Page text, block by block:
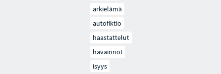
arkielämä
autofiktio
haastattelut
havainnot
isyys